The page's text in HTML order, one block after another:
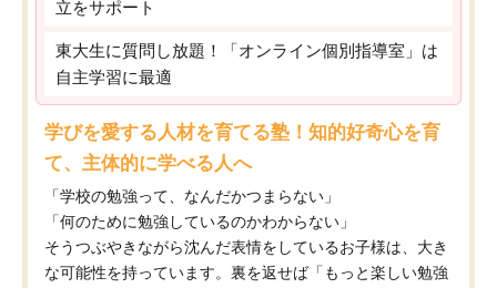
立をサポート
東大生に質問し放題！「オンライン個別指導室」は
自主学習に最適
学びを愛する人材を育てる塾！知的好奇心を育
て、主体的に学べる人へ
「学校の勉強って、なんだかつまらない」
「何のために勉強しているのかわからない」
そうつぶやきながら沈んだ表情をしているお子様は、大き
な可能性を持っています。裏を返せば「もっと楽しい勉強